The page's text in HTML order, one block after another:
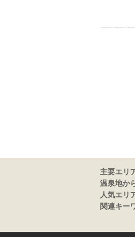
主要エリ
温泉地か
人気エリ
関連キー